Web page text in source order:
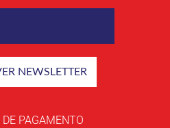
DE PAGAMENTO